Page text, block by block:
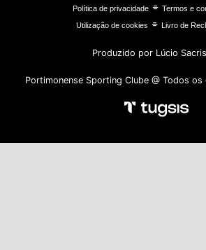
Política de privacidade⌯ Termos e
Utilização de cookies ⌯ Livro de
Produzido por Lúcio
Portimonense Sporting Clube @ Todos